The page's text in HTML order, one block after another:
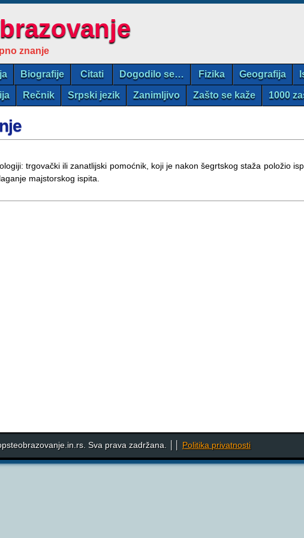
znanje
Biografije Citati Dogodilo se… Fizika Geografija
Rečnik Srpski jezik Zanimljivo Zašto se kaže 1000
trgovački ili zanatlijski pomoćnik, koji je nakon šegrtskog staža položio
majstorskog ispita.
Sva prava zadržana. ││ Politika privatnosti